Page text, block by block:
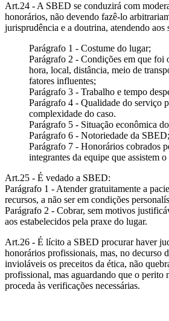
Art.24 - A SBED se conduzirá com
honorários, não devendo fazê-lo
jurisprudência e a doutrina, atendendo aos
Parágrafo 1 - Costume do lugar;
Parágrafo 2 - Condições em que foi
hora, local, distância, meio de
fatores influentes;
Parágrafo 3 - Trabalho e tempo
Parágrafo 4 - Qualidade do serviço
complexidade do caso.
Parágrafo 5 - Situação econômica
Parágrafo 6 - Notoriedade da SBED;
Parágrafo 7 - Honorários cobrados
integrantes da equipe que assistem o
Art.25 - É vedado a SBED:
Parágrafo 1 - Atender gratuitamente a
recursos, a não ser em condições
Parágrafo 2 - Cobrar, sem motivos
aos estabelecidos pela praxe do lugar.
Art.26 - É lícito a SBED procurar haver
honorários profissionais, mas, no decurso
invioláveis os preceitos da ética, não
profissional, mas aguardando que o perito
proceda às verificações necessárias.